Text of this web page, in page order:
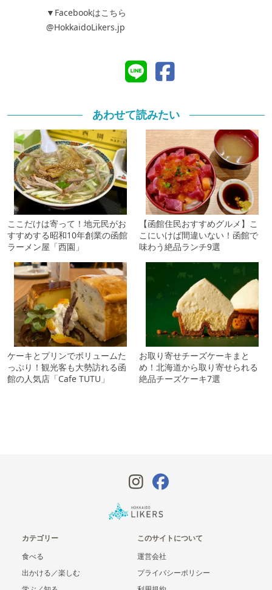
▼Facebookはこちら
@HokkaidoLikers.jp
あわせて読みたい
ここだけは寄って！地元民がお
すすめする昭和10年創業の函館
ラーメン屋「西園」
【函館住民おすすめグルメ】こ
こにいけば間違いない！函館で
味わう絶品ランチ9選
ケーキとプリンでボリュームた
っぷり！観光客も大勢訪れる函
館の人気店「Cafe TUTU」
お取り寄せチーズケーキまと
め！北海道から取り寄せられる
絶品チーズケーキ7選
カテゴリー
食べる
出かける／楽しむ
このサイトについて
運営会社
プライバシーポリシー